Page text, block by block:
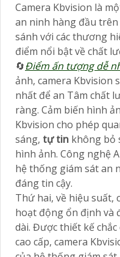
Camera Kbvision là
an ninh hàng đầu
sánh với các thương
điểm nổi bật về chất
🔄Điểm ấn tượng dễ
ảnh, camera Kbvision
nhất để an Tâm chất
ràng. Cảm biến hình
Kbvision cho phép
sáng, tự tin không bỏ
hình ảnh. Công nghệ
hệ thống giám sát an
đáng tin cậy.
Thứ hai, về hiệu suất,
hoạt động ổn định và
dài. Được thiết kế
cao cấp, camera